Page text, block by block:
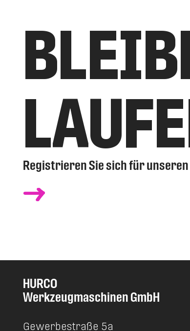
Registrieren Sie sich für
HURCO
Werkzeugmaschinen GmbH
Gewerbestraße 5a